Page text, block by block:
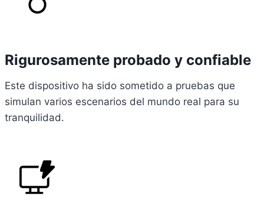
Rigurosamente probado y confiable
Este dispositivo ha sido sometido a pruebas que
simulan varios escenarios del mundo real para su
tranquilidad.